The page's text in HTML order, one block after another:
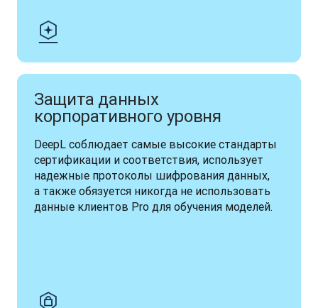
Защита данных
корпоративного уровня
DeepL соблюдает самые высокие стандарты
сертификации и соответствия, использует
надежные протоколы шифрования данных,
а также обязуется никогда не использовать
данные клиентов Pro для обучения моделей.